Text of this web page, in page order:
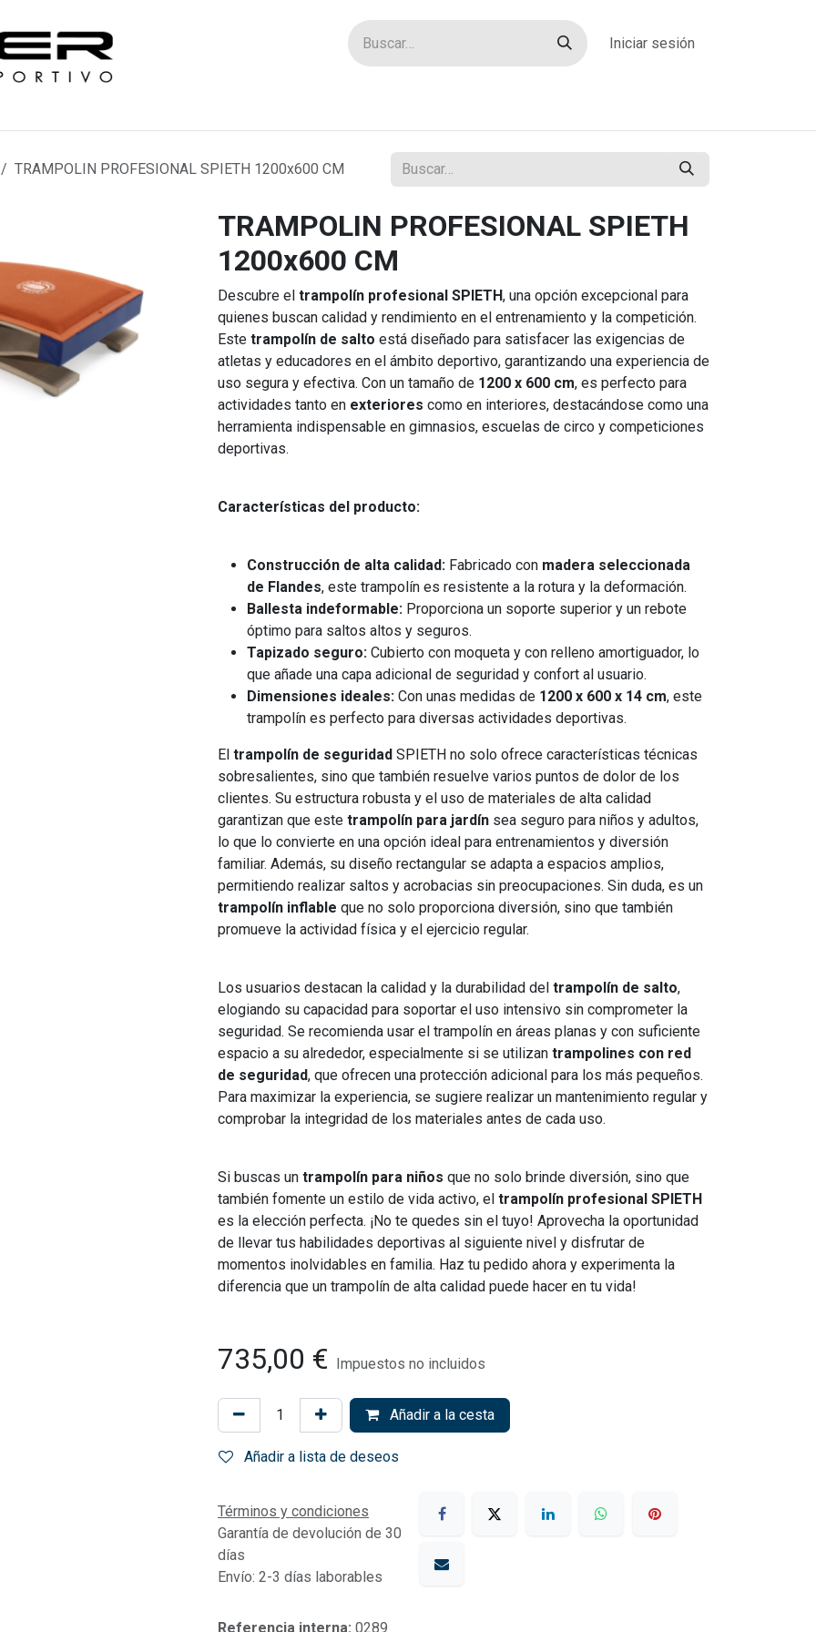
Iniciar sesión
TRAMPOLIN PROFESIONAL SPIETH 1200x600 CM
TRAMPOLIN PROFESIONAL SPIETH
1200x600 CM
Descubre el trampolín profesional SPIETH, una opción excepcional para
quienes buscan calidad y rendimiento en el entrenamiento y la competición.
Este trampolín de salto está diseñado para satisfacer las exigencias de
atletas y educadores en el ámbito deportivo, garantizando una experiencia de
uso segura y efectiva. Con un tamaño de 1200 x 600 cm, es perfecto para
actividades tanto en exteriores como en interiores, destacándose como una
herramienta indispensable en gimnasios, escuelas de circo y competiciones
deportivas.
Características del producto:
Construcción de alta calidad: Fabricado con madera seleccionada
de Flandes, este trampolín es resistente a la rotura y la deformación.
Ballesta indeformable: Proporciona un soporte superior y un rebote
óptimo para saltos altos y seguros.
Tapizado seguro: Cubierto con moqueta y con relleno amortiguador, lo
que añade una capa adicional de seguridad y confort al usuario.
Dimensiones ideales: Con unas medidas de 1200 x 600 x 14 cm, este
trampolín es perfecto para diversas actividades deportivas.
El trampolín de seguridad SPIETH no solo ofrece características técnicas
sobresalientes, sino que también resuelve varios puntos de dolor de los
clientes. Su estructura robusta y el uso de materiales de alta calidad
garantizan que este trampolín para jardín sea seguro para niños y adultos,
lo que lo convierte en una opción ideal para entrenamientos y diversión
familiar. Además, su diseño rectangular se adapta a espacios amplios,
permitiendo realizar saltos y acrobacias sin preocupaciones. Sin duda, es un
trampolín inflable que no solo proporciona diversión, sino que también
promueve la actividad física y el ejercicio regular.
Los usuarios destacan la calidad y la durabilidad del trampolín de salto,
elogiando su capacidad para soportar el uso intensivo sin comprometer la
seguridad. Se recomienda usar el trampolín en áreas planas y con suficiente
espacio a su alrededor, especialmente si se utilizan trampolines con red
de seguridad, que ofrecen una protección adicional para los más pequeños.
Para maximizar la experiencia, se sugiere realizar un mantenimiento regular y
comprobar la integridad de los materiales antes de cada uso.
Si buscas un trampolín para niños que no solo brinde diversión, sino que
también fomente un estilo de vida activo, el trampolín profesional SPIETH
es la elección perfecta. ¡No te quedes sin el tuyo! Aprovecha la oportunidad
de llevar tus habilidades deportivas al siguiente nivel y disfrutar de
momentos inolvidables en familia. Haz tu pedido ahora y experimenta la
diferencia que un trampolín de alta calidad puede hacer en tu vida!
735,00 € Impuestos no incluidos
Añadir a la cesta
Añadir a lista de deseos
Términos y condiciones
Garantía de devolución de 30
días
Envío: 2-3 días laborables
Referencia interna: 0289